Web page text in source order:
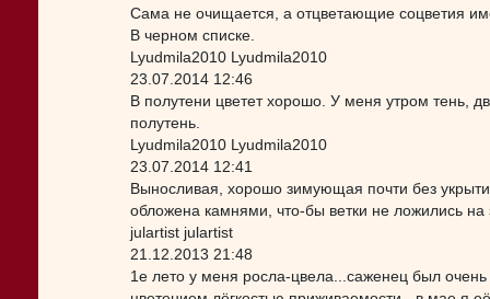
Сама не очищается, а отцветающие соцветия
В черном списке.
Lyudmila2010 Lyudmila2010
23.07.2014 12:46
В полутени цветет хорошо. У меня утром тень,
полутень.
Lyudmila2010 Lyudmila2010
23.07.2014 12:41
Выносливая, хорошо зимующая почти без
обложена камнями, что-бы ветки не ложились
julartist julartist
21.12.2013 21:48
1е лето у меня росла-цвела...саженец был